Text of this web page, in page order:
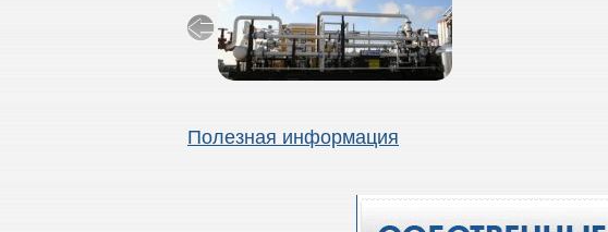
Полезная информация